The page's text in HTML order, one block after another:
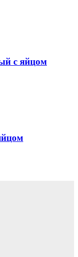
с яйцом